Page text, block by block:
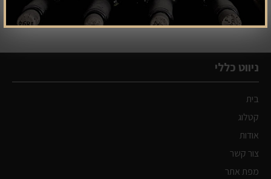
ניווט כללי
בית
קטלוג
אודות
צור קשר
מפת אתר